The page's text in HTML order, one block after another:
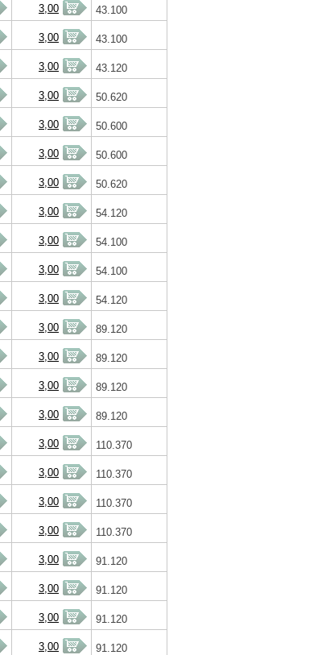
3,00 43.100
3,00 43.100
3,00 43.120
3,00 50.620
3,00 50.600
3,00 50.600
3,00 50.620
3,00 54.120
3,00 54.100
3,00 54.100
3,00 54.120
3,00 89.120
3,00 89.120
3,00 89.120
3,00 89.120
3,00 110.370
3,00 110.370
3,00 110.370
3,00 110.370
3,00 91.120
3,00 91.120
3,00 91.120
3,00 91.120